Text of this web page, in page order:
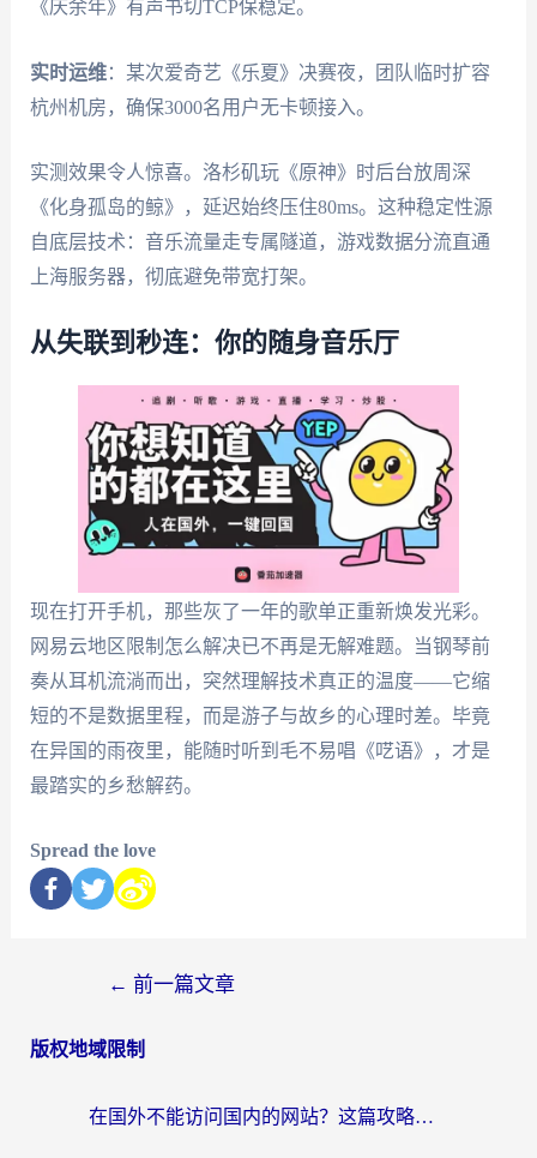
《庆余年》有声书切TCP保稳定。
实时运维：某次爱奇艺《乐夏》决赛夜，团队临时扩容
杭州机房，确保3000名用户无卡顿接入。
实测效果令人惊喜。洛杉矶玩《原神》时后台放周深
《化身孤岛的鲸》，延迟始终压住80ms。这种稳定性源
自底层技术：音乐流量走专属隧道，游戏数据分流直通
上海服务器，彻底避免带宽打架。
从失联到秒连：你的随身音乐厅
现在打开手机，那些灰了一年的歌单正重新焕发光彩。
网易云地区限制怎么解决已不再是无解难题。当钢琴前
奏从耳机流淌而出，突然理解技术真正的温度——它缩
短的不是数据里程，而是游子与故乡的心理时差。毕竟
在异国的雨夜里，能随时听到毛不易唱《呓语》，才是
最踏实的乡愁解药。
Spread the love
← 前一篇文章
版权地域限制
在国外不能访问国内的网站？这篇攻略帮你无缝连接家乡资源